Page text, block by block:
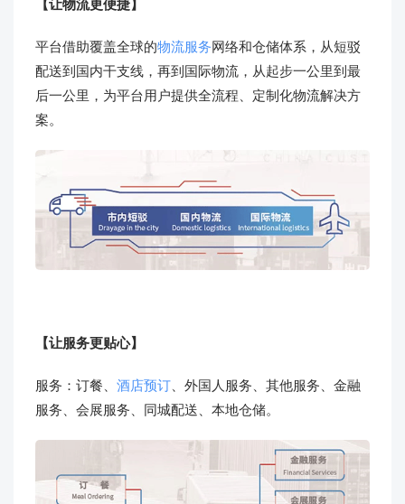
【让物流更便捷】
平台借助覆盖全球的物流服务网络和仓储体系，从短驳
配送到国内干支线，再到国际物流，从起步一公里到最
后一公里，为平台用户提供全流程、定制化物流解决方
案。
【让服务更贴心】
服务：订餐、 酒店预订 、外国人服务、其他服务、金融
服务、会展服务、同城配送、本地仓储。